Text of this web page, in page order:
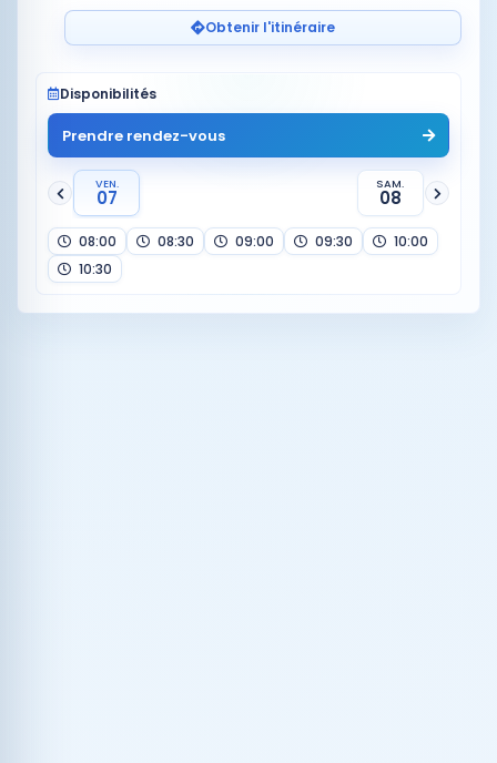
Obtenir l'itinéraire
Disponibilités
Prendre rendez-vous
VEN.
07
SAM.
08
08:00 08:30 09:00 09:30
10:00
10:30